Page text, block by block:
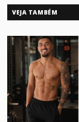
VEJA TAMBÉM